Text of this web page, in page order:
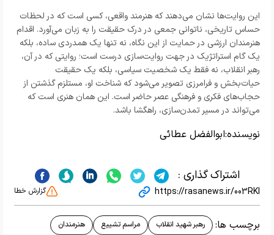
این روایت‌ها نشان می‌دهند که هنرمند واقعی، کسی است که در لحظات
حساس تاریخی، ناتوانی جمعی در درک حقیقت را به زبان می‌آورد. اقدام
هنرمندان ارزشی در حمایت از این نگاه، نه تنها یک همدردی ساده، بلکه
یک گام استراتژیک در جهت روایت‌سازی درست است؛ روایتی که در آن،
رهبر انقلاب، نه فقط یک شخصیت سیاسی، بلکه یک حقیقت
حیات‌بخش و فرامرزی تصویر می‌شود که شناخت او، مستلزم گذشتن از
حجاب‌های فکری و فرهنگی عصر حاضر است. این همان هنری است که
می‌تواند در مسیر تمدن‌سازی، راهگشا باشد.
نویسنده:ابوالفضل عطائی
اشتراک گذاری :
https://rasanews.ir/003RKI گزارش خطا
برچسب ها: رهبر شهید انقلاب مراسم تشییع هنرمندان